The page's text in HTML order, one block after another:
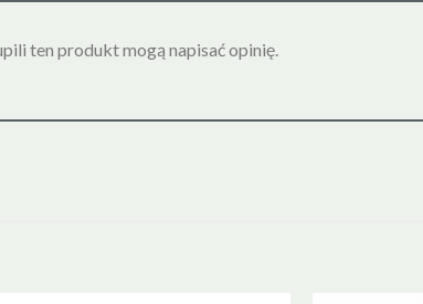
ten produkt mogą napisać opinię.